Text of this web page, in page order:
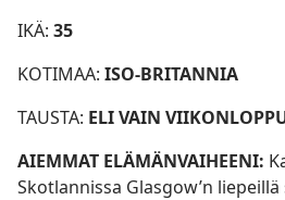
IKÄ: 35
KOTIMAA: ISO-BRITANNIA
TAUSTA: ELI VAIN
AIEMMAT ELÄMÄNVAIHEENI:
Skotlannissa Glasgow’n liepeillä